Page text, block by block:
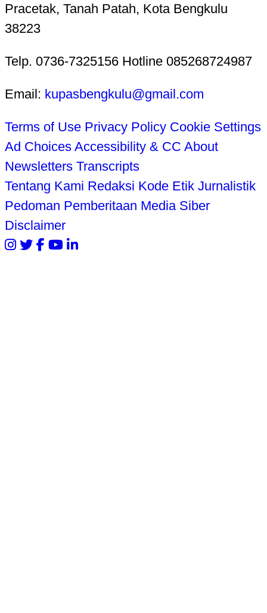
Pracetak, Tanah Patah, Kota Bengkulu
38223
Telp. 0736-7325156 Hotline 085268724987
Email: kupasbengkulu@gmail.com
Terms of Use Privacy Policy Cookie Settings
Ad Choices Accessibility & CC About
Newsletters Transcripts
Tentang Kami Redaksi Kode Etik Jurnalistik
Pedoman Pemberitaan Media Siber
Disclaimer